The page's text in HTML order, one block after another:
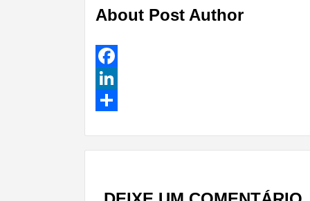
About Post Author
Facebook
LinkedIn
Reading